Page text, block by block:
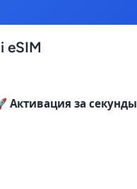
eSIM
Активация за секунды